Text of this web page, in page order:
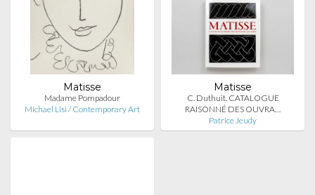
Matisse
Madame Pompadour
Michael Lisi / Contemporary Art
Matisse
C. Duthuit. CATALOGUE
RAISONNÉ DES OUVRA…
Patrice Jeudy